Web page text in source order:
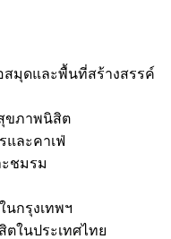
สมุดและพื้นที่สร้างสรรค์
ขภาพนิสิต
และคาเฟ่
ชมรม
นกรุงเทพฯ
ตในประเทศไทย